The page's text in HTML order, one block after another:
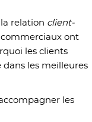
relation client-
ont
les clients
les meilleures
les